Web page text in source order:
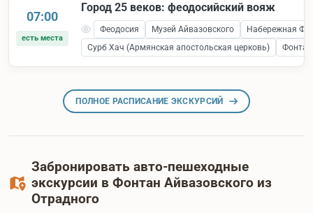
07:00
есть места
Город 25 веков: феодосийский вояж
Феодосия Музей Айвазовского
Набережная
Сурб Хач (Армянская апостольская церковь)
Фонтан
ПОЛНОЕ РАСПИСАНИЕ ЭКСКУРСИЙ
Забронировать авто-пешеходные
экскурсии в Фонтан Айвазовского из
Отрадного